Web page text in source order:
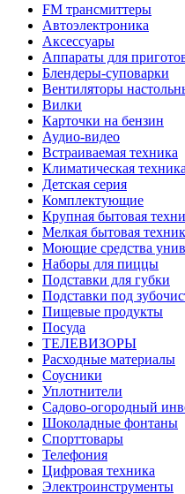
FM трансмиттеры
Автоэлектроника
Аксессуары
Аппараты для
Блендеры-суповарки
Вентиляторы
Вилки
Карточки на бензин
Аудио-видео
Встраиваемая техника
Климатическая техника
Детская серия
Комплектующие
Крупная бытовая
Мелкая бытовая
Моющие средства
Наборы для пиццы
Подставки для губки
Подставки под
Пищевые продукты
Посуда
ТЕЛЕВИЗОРЫ
Расходные материалы
Соусники
Уплотнители
Садово-огородный
Шоколадные фонтаны
Спорттовары
Телефония
Цифровая техника
Электроинструменты